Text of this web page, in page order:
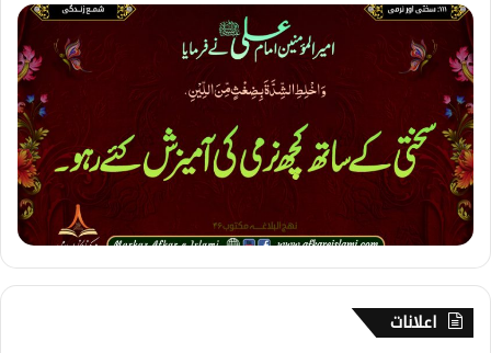
1
1
1
۔
س
خ
ت
ی
ا
و
ر
ن
ر
م
ی
اعلانات